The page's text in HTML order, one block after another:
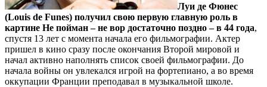
Луи де Фюнес
(Louis de Funes) получил свою первую главную роль в
картине Не пойман – не вор достаточно поздно – в 44 года,
спустя 13 лет с момента начала его фильмографии. Актер
пришел в кино сразу после окончания Второй мировой и
начал активно наполнять список своей фильмографии. До
начала войны он увлекался игрой на фортепиано, а во время
оккупации Франции преподавал в музыкальной школе.